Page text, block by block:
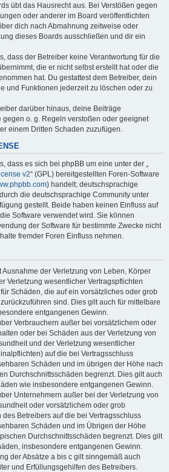
übt das Hausrecht aus. Bei Verstößen gegen
oder anderer im Board veröffentlichten
dich nach Abmahnung zeitweise oder
dieses Boards ausschließen und dir ein
dass der Betreiber keine Verantwortung für die
die er nicht selbst erstellt hat oder die
hat. Du gestattest dem Betreiber, dein
und Funktionen jederzeit zu löschen oder zu
darüber hinaus, deine Beiträge
gegen o. g. Regeln verstoßen oder geeignet
einem Dritten Schaden zuzufügen.
dass es sich bei phpBB um eine unter der „
v2“ (GPL) bereitgestellten Foren-Software
) handelt; deutschsprachige
die deutschsprachige Community unter
gestellt. Beide haben keinen Einfluss auf
Software verwendet wird. Sie können
der Software für bestimmte Zwecke nicht
fremder Foren Einfluss nehmen.
Ausnahme der Verletzung von Leben, Körper
Verletzung wesentlicher Vertragspflichten
Schäden, die auf ein vorsätzliches oder grob
sind. Dies gilt auch für mittelbare
entgangenen Gewinn.
Verbrauchern außer bei vorsätzlichem oder
oder bei Schäden aus der Verletzung von
und der Verletzung wesentlicher
auf die bei Vertragsschluss
Schäden und im übrigen der Höhe nach
Durchschnittsschäden begrenzt. Dies gilt auch
wie insbesondere entgangenen Gewinn.
Unternehmern außer bei der Verletzung von
oder vorsätzlichem oder grob
Betreibers auf die bei Vertragsschluss
Schäden und im Übrigen der Höhe
Durchschnittsschäden begrenzt. Dies gilt
insbesondere entgangenen Gewinn.
der Absätze a bis c gilt sinngemäß auch
und Erfüllungsgehilfen des Betreibers.